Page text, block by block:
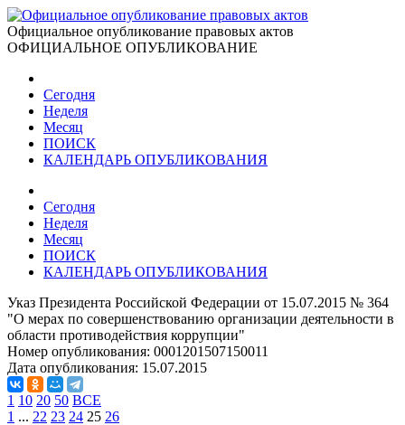
Официальное опубликование правовых актов
ОФИЦИАЛЬНОЕ ОПУБЛИКОВАНИЕ
Сегодня
Неделя
Месяц
ПОИСК
КАЛЕНДАРЬ ОПУБЛИКОВАНИЯ
Сегодня
Неделя
Месяц
ПОИСК
КАЛЕНДАРЬ ОПУБЛИКОВАНИЯ
Указ Президента Российской Федерации от 15.07.2015 № 364
"О мерах по совершенствованию организации деятельности в
области противодействия коррупции"
Номер опубликования: 0001201507150011
Дата опубликования: 15.07.2015
1 10 20 50 ВСЕ
1 ... 22 23 24 25 26